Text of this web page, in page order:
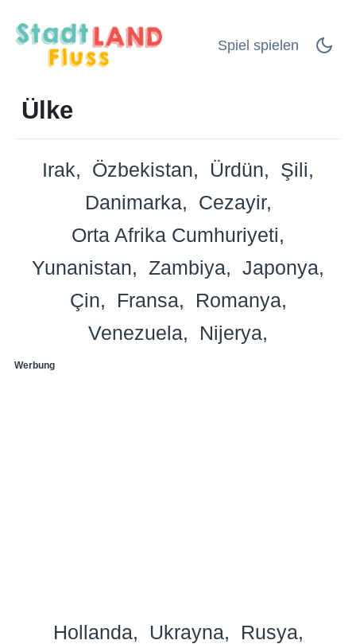
Spiel spielen
Ülke
Irak Özbekistan Ürdün
Şili
Danimarka
Cezayir
Orta Afrika Cumhuriyeti
Yunanistan
Zambiya
Japonya
Çin
Fransa
Romanya
Venezuela
Nijerya
Werbung
Hollanda Ukrayna
Rusya